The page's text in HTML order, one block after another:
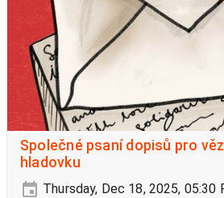
Společné psaní dopisů pro
hladovku
Thursday, Dec 18, 2025, 05:30